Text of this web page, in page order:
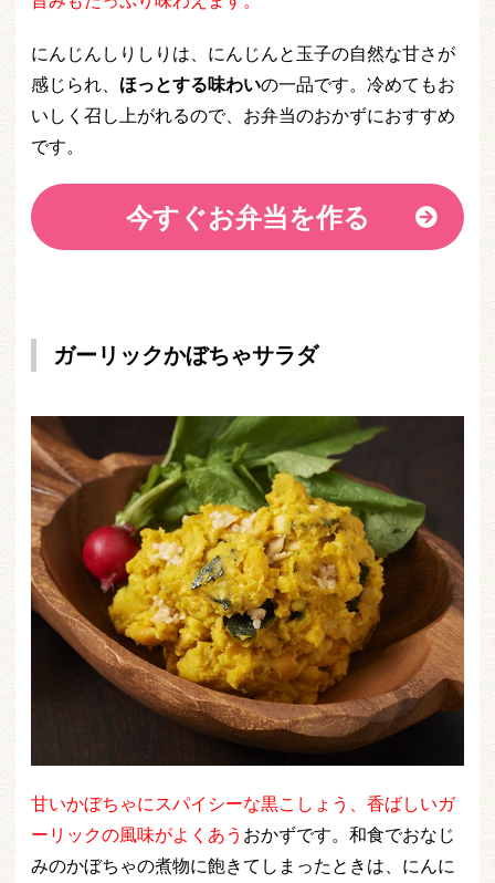
にんじんしりしりは、にんじんと玉子の自然な甘さが
感じられ、 ほっとする味わいの一品です。冷めてもお
いしく召し上がれるので、お弁当のおかずにおすすめ
です。
今すぐお弁当を作る
ガーリックかぼちゃサラダ
甘いかぼちゃにスパイシーな黒こしょう、香ばしいガ
ーリックの風味がよくあう おかずです。和食でおなじ
みのかぼちゃの煮物に飽きてしまったときは、にんに